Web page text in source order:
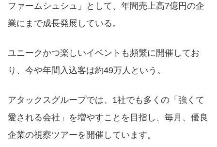
ファームシュシュ」として、年間売上高7億円の企
業にまで成長発展している。
ユニークかつ楽しいイベントも頻繁に開催してお
り、今や年間入込客は約49万人という。
アタックスグループでは、1社でも多くの「強くて
愛される会社」を増やすことを目指し、毎月、優良
企業の視察ツアーを開催しています。